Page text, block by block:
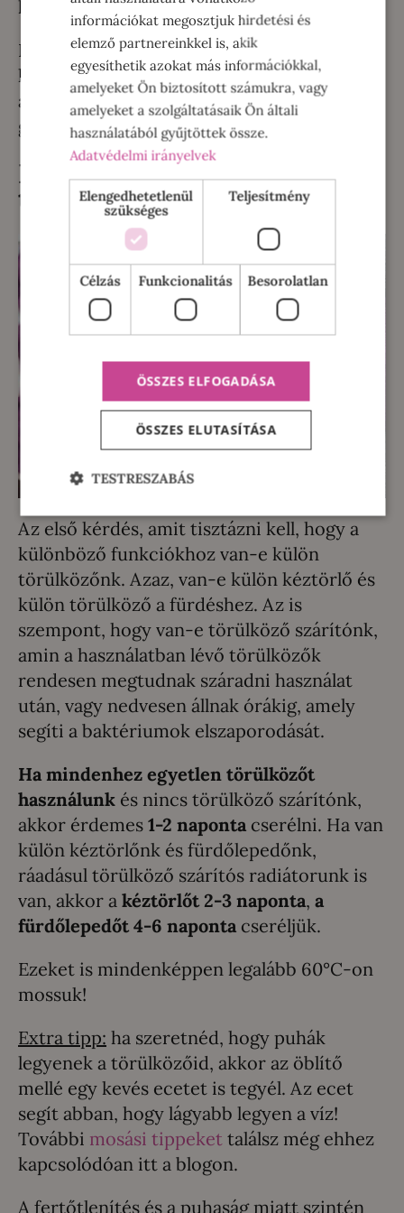
legalább 60°C-on mossuk.
Ezeknél a textileknél gyakran előfordul,
hogy extrafolt eltávolításravan szükség,
amiről még a mosás megkezdése előtt kell
gondoskodnunk.
Milyen gyakran mossuk a
törülközőt?
Az első kérdés, amit tisztázni kell, hogy a
különböző funkciókhoz van-e külön
törülközőnk. Azaz, van-e külön kéztörlő és
külön törülköző a fürdéshez. Az is
szempont, hogy van-e törülköző szárítónk,
amin a használatban lévő törülközők
rendesen megtudnak száradni használat
után, vagy nedvesen állnak órákig, amely
segíti a baktériumok elszaporodását.
Ha mindenhez egyetlen törülközőt
használunk és nincs törülköző szárítónk,
akkor érdemes 1-2 naponta cserélni. Ha van
külön kéztörlőnk és fürdőlepedőnk,
ráadásul törülköző szárítós radiátorunk is
van, akkor a kéztörlőt 2-3 naponta, a
fürdőlepedőt 4-6 naponta cseréljük.
Ezeket is mindenképpen legalább 60°C-on
mossuk!
Extra tipp: ha szeretnéd, hogy puhák
legyenek a törülközőid, akkor az öblítő
mellé egy kevés ecetet is tegyél. Az ecet
segít abban, hogy lágyabb legyen a víz!
További mosási tippeket találsz még ehhez
kapcsolódóan itt a blogon.
A fertőtlenítés és a puhaság miatt szintén
információkat megosztjuk hirdetési és
elemző partnereinkkel is, akik
egyesíthetik azokat más információkkal,
amelyeket Ön biztosított számukra, vagy
amelyeket a szolgáltatásaik Ön általi
használatából gyűjtöttek össze.
Adatvédelmi irányelvek
Elengedhetetlenül
szükséges
Teljesítmény
Célzás Funkcionalitás Besorolatlan
ÖSSZES ELFOGADÁSA
ÖSSZES ELUTASÍTÁSA
TESTRESZABÁS